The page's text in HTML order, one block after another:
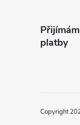
platby
Copyright